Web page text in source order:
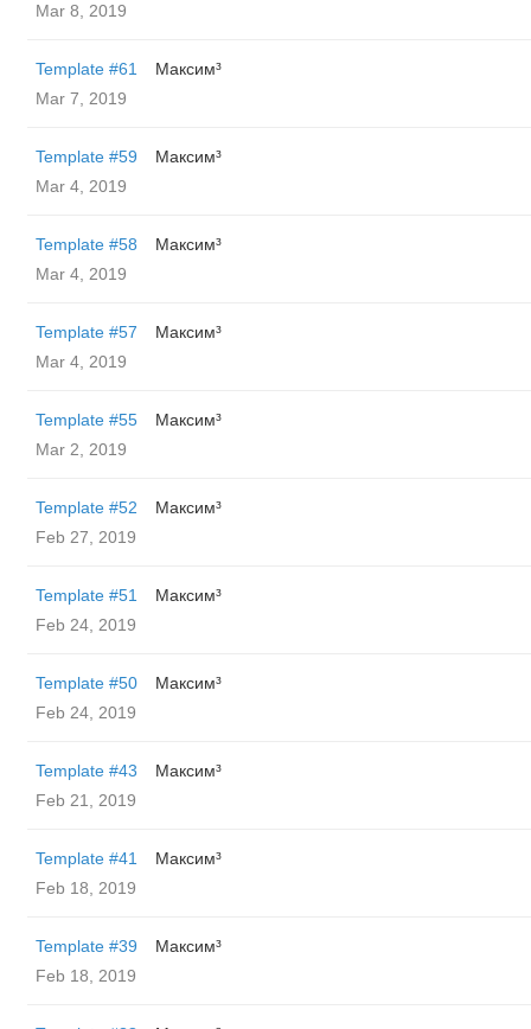
Mar 8, 2019
Template #61
Максим³
Mar 7, 2019
Template #59
Максим³
Mar 4, 2019
Template #58
Максим³
Mar 4, 2019
Template #57
Максим³
Mar 4, 2019
Template #55
Максим³
Mar 2, 2019
Template #52
Максим³
Feb 27, 2019
Template #51
Максим³
Feb 24, 2019
Template #50
Максим³
Feb 24, 2019
Template #43
Максим³
Feb 21, 2019
Template #41
Максим³
Feb 18, 2019
Template #39
Максим³
Feb 18, 2019